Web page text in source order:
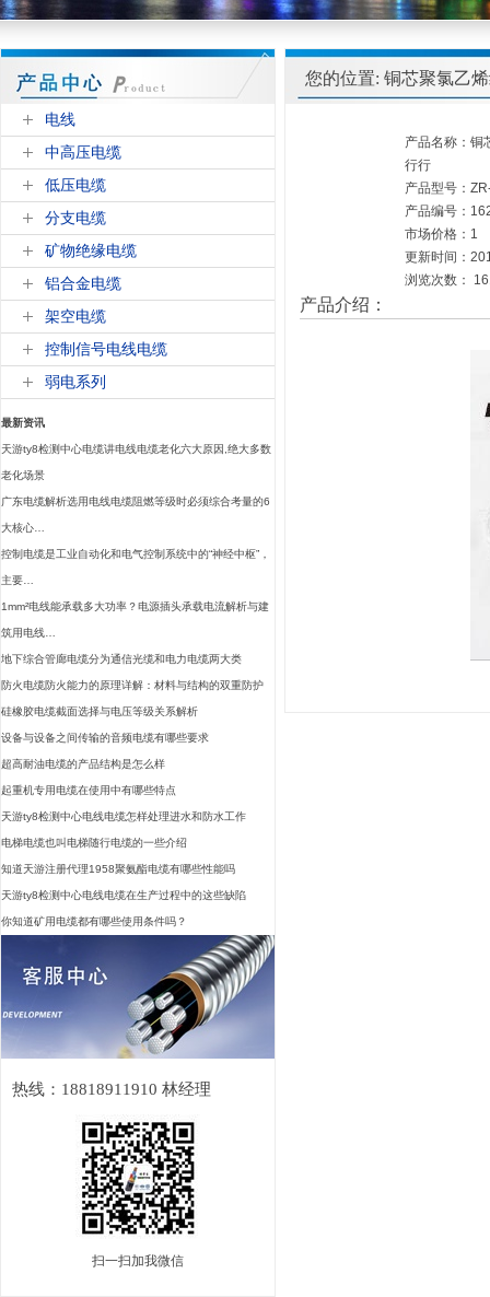
电线
中高压电缆
低压电缆
分支电缆
矿物绝缘电缆
铝合金电缆
架空电缆
控制信号电线电缆
弱电系列
最新资讯
天游ty8检测中心电缆讲电线电缆老化六大原因,绝大多数
老化场景
广东电缆解析选用电线电缆阻燃等级时必须综合考量的6
大核心…
控制电缆是工业自动化和电气控制系统中的“神经中枢”，
主要…
1mm²电线能承载多大功率？电源插头承载电流解析与建
筑用电线…
地下综合管廊电缆分为通信光缆和电力电缆两大类
防火电缆防火能力的原理详解：材料与结构的双重防护
硅橡胶电缆截面选择与电压等级关系解析
设备与设备之间传输的音频电缆有哪些要求
超高耐油电缆的产品结构是怎么样
起重机专用电缆在使用中有哪些特点
天游ty8检测中心电线电缆怎样处理进水和防水工作
电梯电缆也叫电梯随行电缆的一些介绍
知道天游注册代理1958聚氨酯电缆有哪些性能吗
天游ty8检测中心电线电缆在生产过程中的这些缺陷
你知道矿用电缆都有哪些使用条件吗？
热线：18818911910 林经理
扫一扫加我微信
您的位置: 铜芯聚氯乙
产品名称：铜
行行
产品型号：
产品编号：
市场价格：1
更新时间：
浏览次数：
产品介绍：